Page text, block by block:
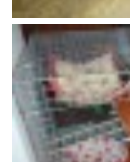
KASTRACE
STRAVA
PODPORA
E - S H O P